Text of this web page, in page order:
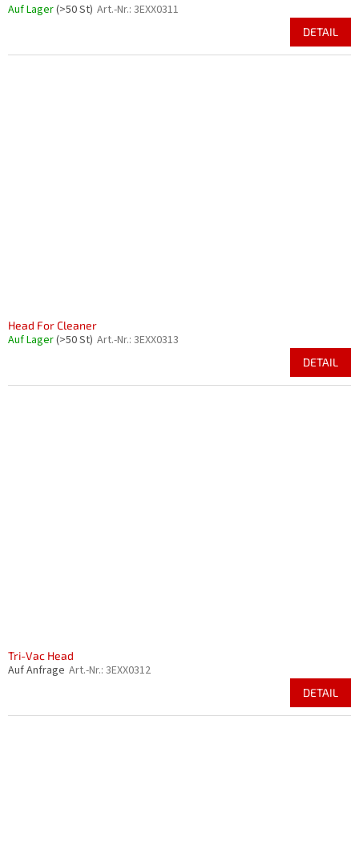
Auf Lager(>50 St) Art.-Nr.: 3EXX0311
DETAIL
Head For Cleaner
Auf Lager(>50 St) Art.-Nr.: 3EXX0313
DETAIL
Tri-Vac Head
Auf Anfrage Art.-Nr.: 3EXX0312
DETAIL